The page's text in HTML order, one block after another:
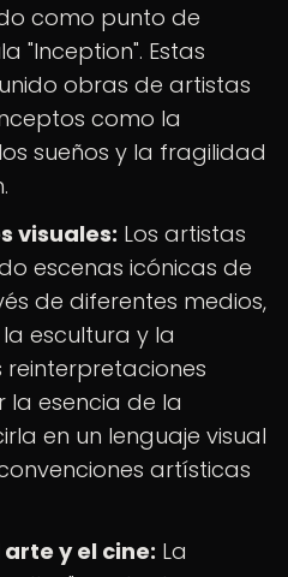
como punto de
"Inception". Estas
obras de artistas
como la
sueños y la fragilidad
visuales: Los artistas
escenas icónicas de
de diferentes medios,
escultura y la
reinterpretaciones
esencia de la
en un lenguaje visual
artísticas
y el cine: La